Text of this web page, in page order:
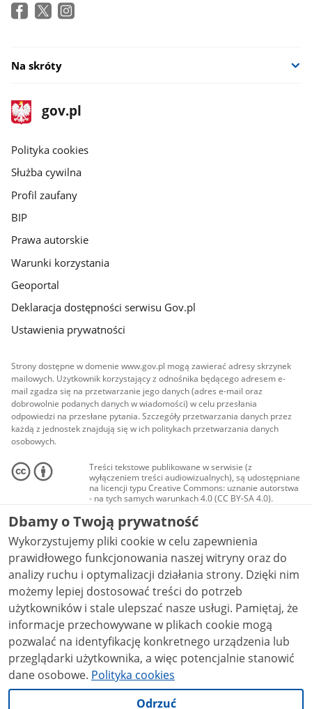
Na skróty
stopka
gov.pl
Strona
gov.pl
gov.pl
Polityka cookies
Służba cywilna
Profil zaufany
BIP
Prawa autorskie
Warunki korzystania
Geoportal
Deklaracja dostępności serwisu Gov.pl
Ustawienia prywatności
Strony dostępne w domenie www.gov.pl mogą zawierać adresy skrzynek
mailowych. Użytkownik korzystający z odnośnika będącego adresem e-
mail zgadza się na przetwarzanie jego danych (adres e-mail oraz
dobrowolnie podanych danych w wiadomości) w celu przesłania
odpowiedzi na przesłane pytania. Szczegóły przetwarzania danych przez
każdą z jednostek znajdują się w ich politykach przetwarzania danych
osobowych.
Treści tekstowe publikowane w serwisie (z
wyłączeniem treści audiowizualnych), są udostępniane
na licencji typu Creative Commons: uznanie autorstwa
- na tych samych warunkach 4.0 (CC BY-SA 4.0).
Materiały audiowizualne, w tym zdjęcia, materiały
audio i wideo, są udostępniane na licencji typu
Creative Commons: uznanie autorstwa użycie
niekomercyjne - bez utworów zależnych 4.0 (CC BY-
NC-ND 4.0), o ile nie jest to stwierdzone inaczej.
Dbamy o Twoją prywatność
Wykorzystujemy pliki cookie w celu zapewnienia
prawidłowego funkcjonowania naszej witryny oraz do
analizy ruchu i optymalizacji działania strony. Dzięki nim
możemy lepiej dostosować treści do potrzeb
użytkowników i stale ulepszać nasze usługi. Pamiętaj, że
informacje przechowywane w plikach cookie mogą
pozwalać na identyfikację konkretnego urządzenia lub
przeglądarki użytkownika, a więc potencjalnie stanowić
dane osobowe. Polityka cookies
Odrzuć